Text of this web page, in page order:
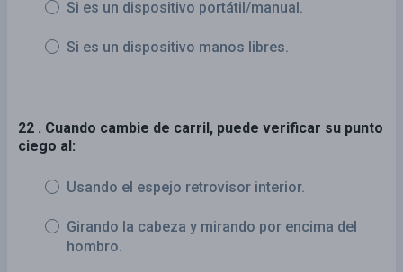
Si es un dispositivo portátil/manual.
Si es un dispositivo manos libres.
22 . Cuando cambie de carril, puede verificar su punto
ciego al:
Usando el espejo retrovisor interior.
Girando la cabeza y mirando por encima del
hombro.